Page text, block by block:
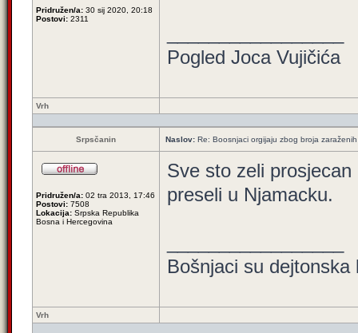
Pridružen/a: 30 sij 2020, 20:18
Postovi: 2311
Pogled Joca Vujičića
Vrh
Srpsčanin Naslov: Re: Boosnjaci orgijaju zbog broja
Pridružen/a: 02 tra 2013, 17:46
Postovi: 7508
Lokacija: Srpska Republika
Bosna i Hercegovina
Sve sto zeli
preseli u Njamacku.
Bošnjaci su dejtonska
Vrh